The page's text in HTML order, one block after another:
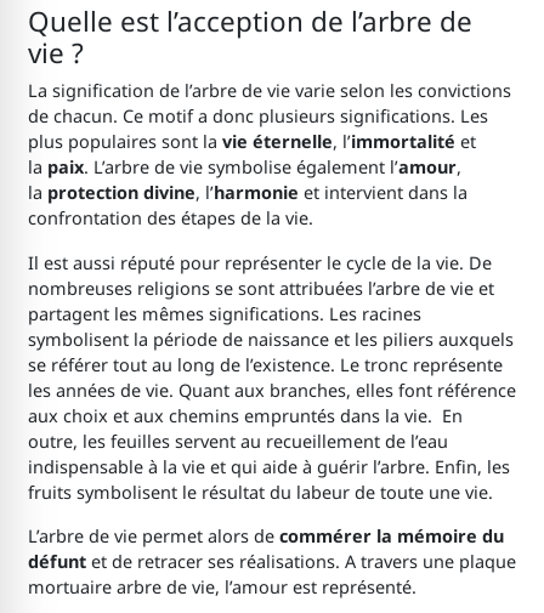
Quelle est l’acception de l’arbre de
vie ?
La signification de l’arbre de vie varie selon les convictions
de chacun. Ce motif a donc plusieurs significations. Les
plus populaires sont la vie éternelle, l’immortalité et
la paix. L’arbre de vie symbolise également l’amour,
la protection divine, l’harmonie et intervient dans la
confrontation des étapes de la vie.
Il est aussi réputé pour représenter le cycle de la vie. De
nombreuses religions se sont attribuées l’arbre de vie et
partagent les mêmes significations. Les racines
symbolisent la période de naissance et les piliers auxquels
se référer tout au long de l’existence. Le tronc représente
les années de vie. Quant aux branches, elles font référence
aux choix et aux chemins empruntés dans la vie. En
outre, les feuilles servent au recueillement de l’eau
indispensable à la vie et qui aide à guérir l’arbre. Enfin, les
fruits symbolisent le résultat du labeur de toute une vie.
L’arbre de vie permet alors de commérer la mémoire du
défuntet de retracer ses réalisations. A travers une plaque
mortuaire arbre de vie, l’amour est représenté.